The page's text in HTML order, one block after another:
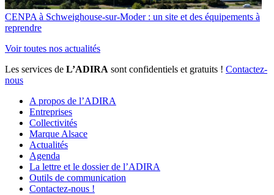
CENPA à Schweighouse-sur-Moder : un site et des équipements à
reprendre
Voir toutes nos actualités
Les services de L’ADIRA sont confidentiels et gratuits ! Contactez-
nous
A propos de l’ADIRA
Entreprises
Collectivités
Marque Alsace
Actualités
Agenda
La lettre et le dossier de l’ADIRA
Outils de communication
Contactez-nous !